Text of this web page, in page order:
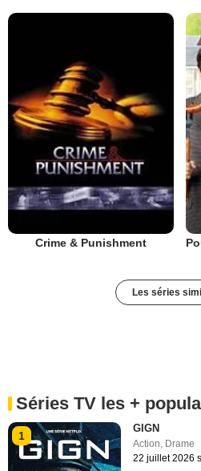
Crime & Punishment
Les séries
Séries TV les +
1
GIGN
Action Drame
22 juillet 2026